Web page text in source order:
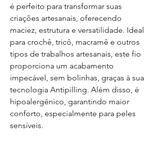
é perfeito para transformar suas
criações artesanais, oferecendo
maciez, estrutura e versatilidade. Ideal
para crochê, tricô, macramê e outros
tipos de trabalhos artesanais, este fio
proporciona um acabamento
impecável, sem bolinhas, graças à sua
tecnologia Antipilling. Além disso, é
hipoalergênico, garantindo maior
conforto, especialmente para peles
sensíveis.